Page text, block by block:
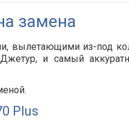
замена
вылетающими из-под
Джетур, и самый
Plus